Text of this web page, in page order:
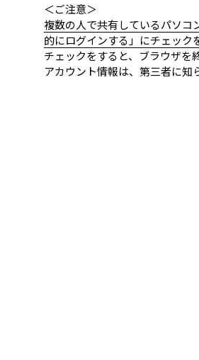
＜ご注意＞
複数の人で共有しているパソコ
的にログインする」にチェック
チェックをすると、ブラウザを
アカウント情報は、第三者に